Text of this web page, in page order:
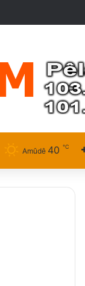
Amûdê 40 ℃